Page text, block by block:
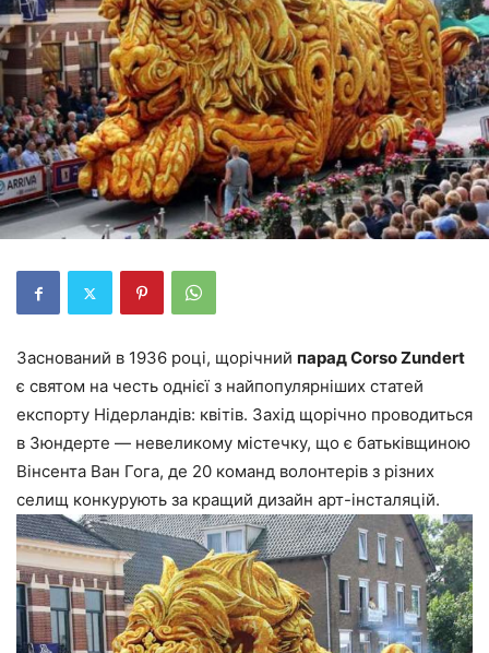
Заснований в 1936 році, щорічний парад Corso Zundert
є святом на честь однієї з найпопулярніших статей
експорту Нідерландів: квітів. Захід щорічно проводиться
в Зюндерте — невеликому містечку, що є батьківщиною
Вінсента Ван Гога, де 20 команд волонтерів з різних
селищ конкурують за кращий дизайн арт-інсталяцій.